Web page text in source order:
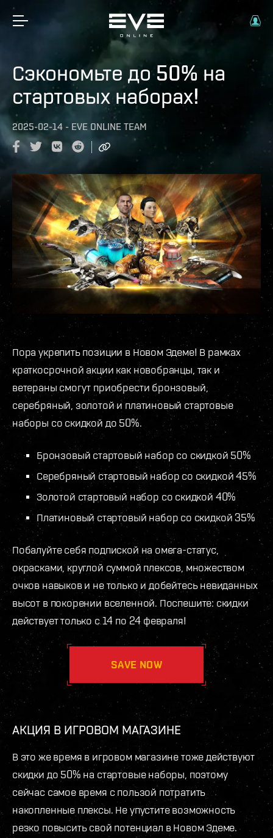
Сэкономьте до 50% на
стартовых наборах!
2025-02-14 - EVE ONLINE TEAM
Пора укрепить позиции в Новом Эдеме! В рамках
краткосрочной акции как новобранцы, так и
ветераны смогут приобрести бронзовый,
серебряный, золотой и платиновый стартовые
наборы со скидкой до 50%.
Бронзовый стартовый набор со скидкой 50%
Серебряный стартовый набор со скидкой 45%
Золотой стартовый набор со скидкой 40%
Платиновый стартовый набор со скидкой 35%
Побалуйте себя подпиской на омега-статус,
окрасками, круглой суммой плексов, множеством
очков навыков и не только и добейтесь невиданных
высот в покорении вселенной. Поспешите: скидки
действует только с 14 по 24 февраля!
SAVE NOW
АКЦИЯ В ИГРОВОМ МАГАЗИНЕ
В это же время в игровом магазине тоже действуют
скидки до 50% на стартовые наборы, поэтому
сейчас самое время с пользой потратить
накопленные плексы. Не упустите возможность
резко повысить свой потенциал в Новом Эдеме.